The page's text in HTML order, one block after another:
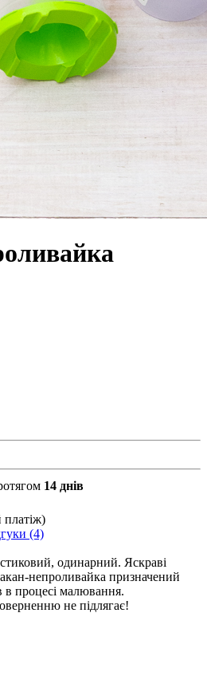
14 днів
платіж)
(4)
, одинарний. Яскраві
-непроливайка призначений
в процесі малювання.
не підлягає!